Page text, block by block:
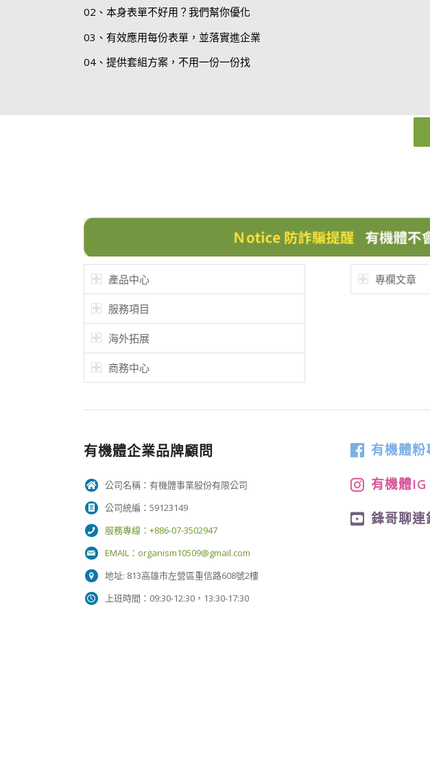
02、本身表單不好用？我們幫你優化
03、有效應用每份表單，並落實進企業
04、提供套組方案，不用一份一份找
產品中心
服務項目
海外拓展
商務中心
專欄文章
有機體企業品牌顧問
公司名稱：有機體事業股份有限公司
公司統編：59123149
服務專線：+886-07-3502947
EMAIL： organism10509@gmail.com
地址: 813高雄市左營區重信路608號2樓
上班時間：09:30-12:30，13:30-17:30
有機體粉
有機體IG
鋒哥聊